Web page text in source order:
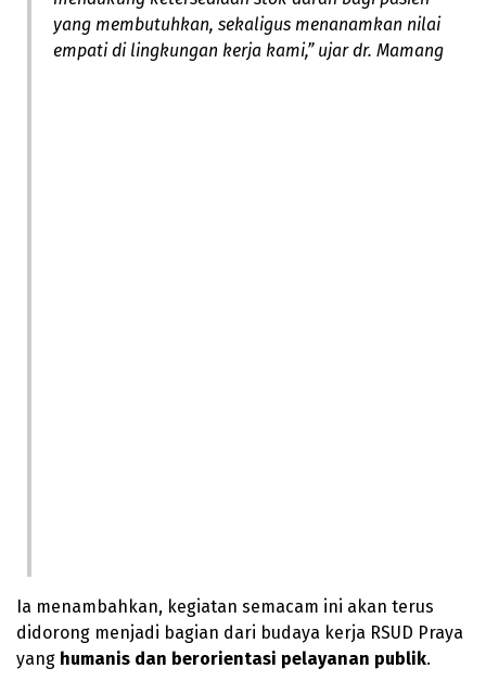
yang membutuhkan, sekaligus menanamkan nilai
empati di lingkungan kerja kami,” ujar dr. Mamang
Ia menambahkan, kegiatan semacam ini akan terus
didorong menjadi bagian dari budaya kerja RSUD Praya
yang humanis dan berorientasi pelayanan publik.